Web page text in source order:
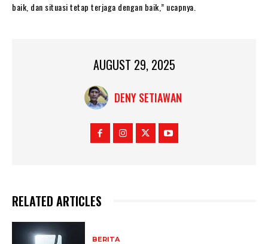
baik, dan situasi tetap terjaga dengan baik,” ucapnya.
AUGUST 29, 2025
DENY SETIAWAN
RELATED ARTICLES
BERITA